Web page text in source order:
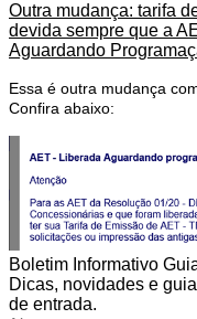
Outra mudança: tarifa
devida sempre que a
Aguardando
Essa é outra mudança
Confira abaixo:
Boletim Informativo
Dicas, novidades e
de entrada.